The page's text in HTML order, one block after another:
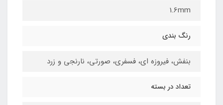
1.6mm
رنگ بندی
بنفش، فیروزه ای، فسفری، صورتی، نارنجی و زرد
تعداد در بسته